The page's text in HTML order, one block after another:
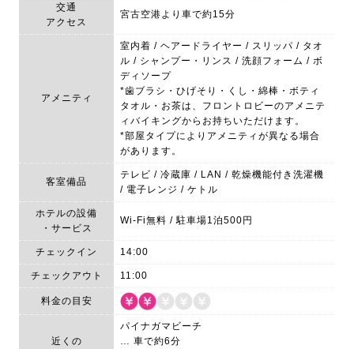
交通
アクセス
宮古空港より車で約15分
アメニティ
室内着 / ヘアードライヤー / スリッパ / タオ
ル / シャンプー・リンス / 洗顔フォーム / ボ
ディソープ
*歯ブラシ・ひげそり・くし・綿棒・ボティ
タオル・お茶は、フロントロビーのアメニテ
ィバイキングからお持ちいただけます。
*部屋タイプによりアメニティが異なる場合
があります。
客室備品
テレビ / 冷蔵庫 / LAN / 乾燥機能付き洗濯機
/ 電子レンジ / ケトル
ホテルの設備
・サービス
Wi-Fi無料 / 駐車場1泊500円
チェックイン 14:00
チェックアウト 11:00
料金の目安
近くの
パイナガマビーチ
… 車で約6分